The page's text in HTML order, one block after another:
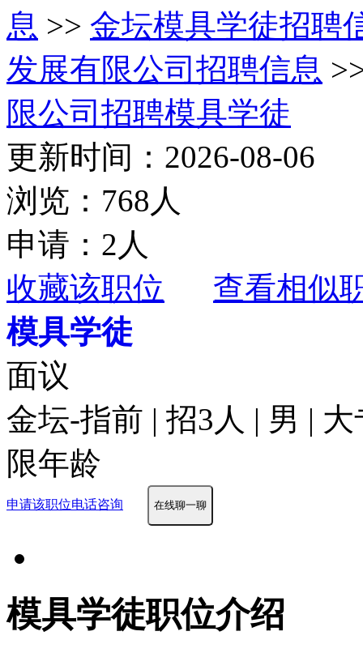
息 >> 金坛模具学徒招聘
发展有限公司招聘信息
限公司招聘模具学徒
更新时间：2026-08-06
浏览：768人
申请：2人
收藏该职位
查看相似
模具学徒
面议
金坛-指前 | 招3人 | 男 |
限年龄
申请该职位电话咨询 在线聊一聊
模具学徒职位介绍